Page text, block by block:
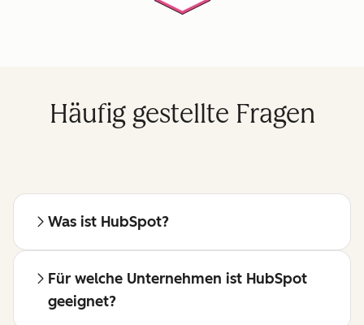
Häufig gestellte Fragen
Was ist HubSpot?
Für welche Unternehmen ist HubSpot
geeignet?